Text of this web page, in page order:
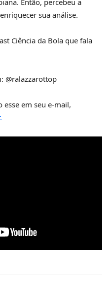
Então, percebeu a
sua análise.
Ciência da Bola que fala
@ralazzarottop
esse em seu e-mail,